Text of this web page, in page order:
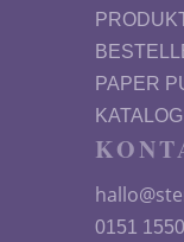
PAPER
KATALOG
0151